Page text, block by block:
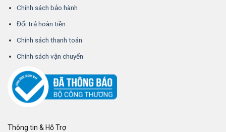
Chính sách bảo hành
Đổi trả hoàn tiền
Chính sách thanh toán
Chính sách vận chuyển
Thông tin & Hỗ Trợ